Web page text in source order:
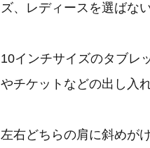
ズ、レディースを選ばな
10インチサイズのタブレ
やチケットなどの出し入
左右どちらの肩に斜めが